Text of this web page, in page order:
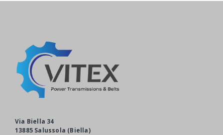
Via Biella 34
13885 Salussola (Biella)